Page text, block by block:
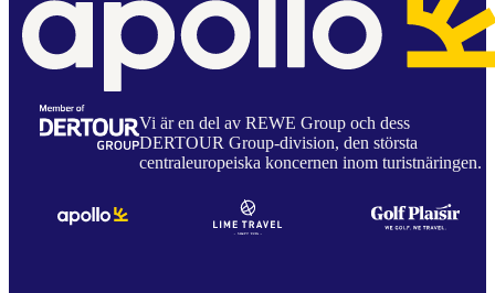
Vi är en del av REWE Group och dess
DERTOUR Group-division, den största
centraleuropeiska koncernen inom turistnäringen.